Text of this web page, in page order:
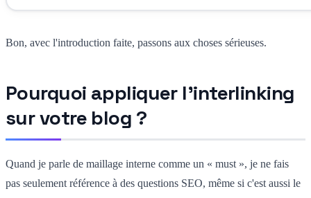
Bon, avec l'introduction faite, passons aux choses sérieuses.
Pourquoi appliquer l'interlinking
sur votre blog ?
Quand je parle de maillage interne comme un « must », je ne fais
pas seulement référence à des questions SEO, même si c'est aussi le